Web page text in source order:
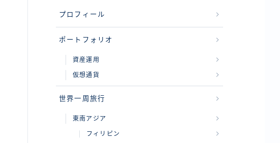
プロフィール
ポートフォリオ
資産運用
仮想通貨
世界一周旅行
東南アジア
フィリピン